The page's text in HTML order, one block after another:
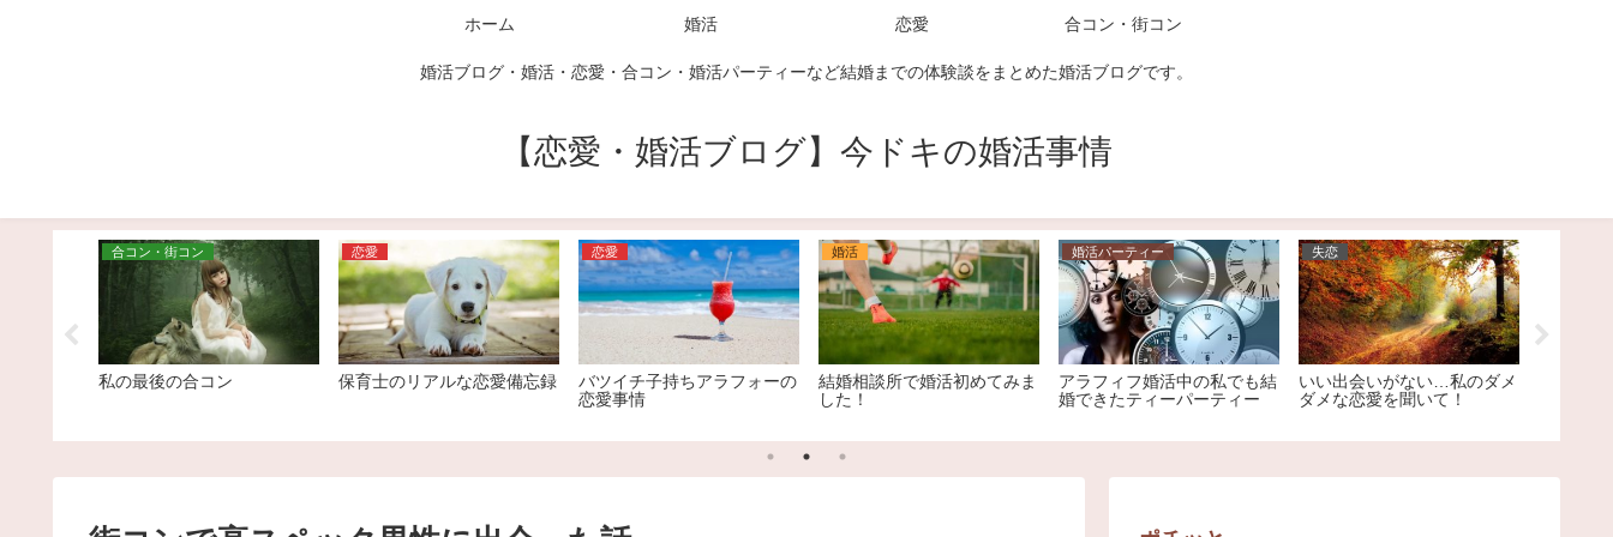
婚活ブログ・婚活・恋愛・合コン・婚活パーティーなど結婚までの体験談をまとめた婚活ブログです。
【恋愛・婚活ブログ】今ドキの婚活事情
ホーム 婚活 恋愛 合コン・街コン
合コン・街コン
私の最後の合コン
恋愛
保育士のリアルな恋愛備忘録
恋愛
バツイチ子持ちアラフォーの
恋愛事情
婚活
結婚相談所で婚活初めてみま
した！
婚活パーティー
アラフィフ婚活中の私でも結
婚できたティーパーティー
失恋
いい出会いがない…私のダメ
ダメな恋愛を聞いて！